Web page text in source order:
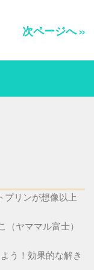
次ページへ »
プリンが想像以上
（ヤママル富士）
う！効果的な解き